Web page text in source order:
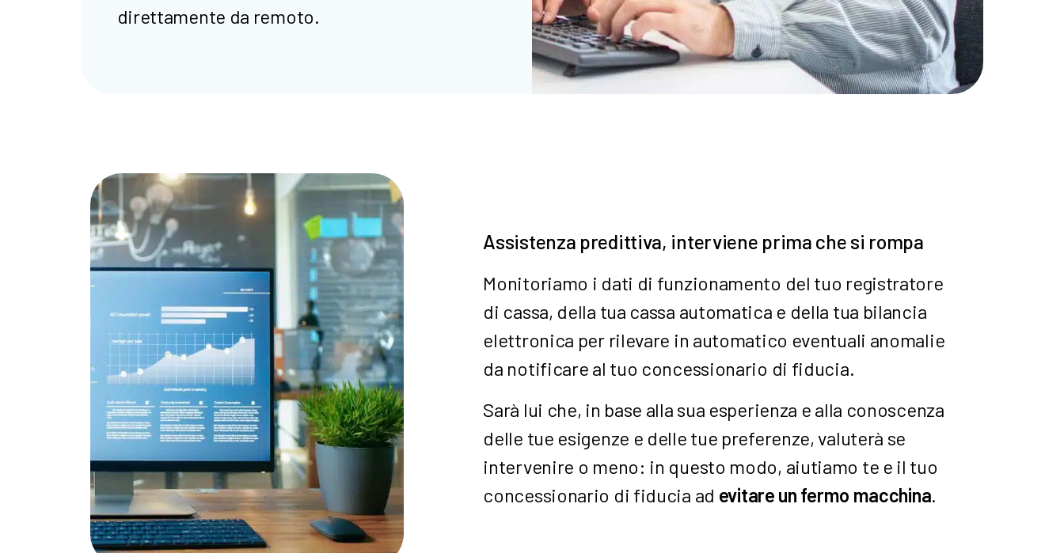
direttamente da remoto.
Assistenza predittiva, interviene prima che si rompa
Monitoriamo i dati di funzionamento del tuo registratore
di cassa, della tua cassa automatica e della tua bilancia
elettronica per rilevare in automatico eventuali anomalie
da notificare al tuo concessionario di fiducia.
Sarà lui che, in base alla sua esperienza e alla conoscenza
delle tue esigenze e delle tue preferenze, valuterà se
intervenire o meno: in questo modo, aiutiamo te e il tuo
concessionario di fiducia ad evitare un fermo macchina.